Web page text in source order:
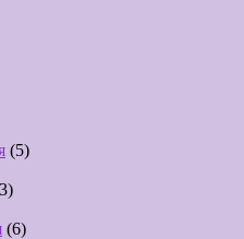
(5)
(6)